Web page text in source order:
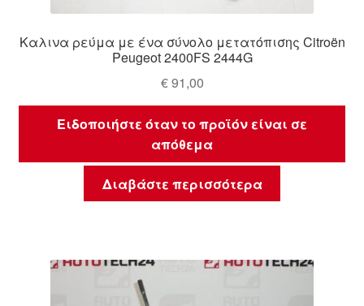
Καλινα ρεύμα με ένα σύνολο μετατόπισης Citroën
Peugeot 2400FS 2444G
€91,00
Ειδοποιήστε όταν το προϊόν είναι σε
απόθεμα
Διαβάστε περισσότερα